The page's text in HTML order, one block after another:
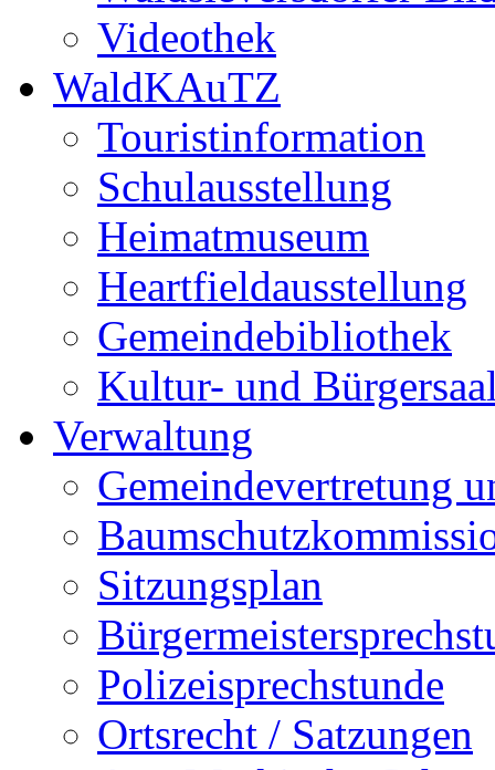
Videothek
WaldKAuTZ
Touristinformation
Schulausstellung
Heimatmuseum
Heartfieldausstellung
Gemeindebibliothek
Kultur- und
Verwaltung
Gemeindevertretung
Sitzungsplan
Polizeisprechstunde
Ortsrecht / Satzungen